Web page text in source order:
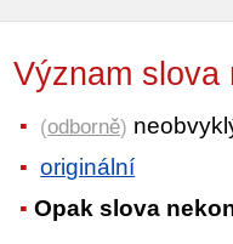
Význam
(odborně)
originální
Opak slova